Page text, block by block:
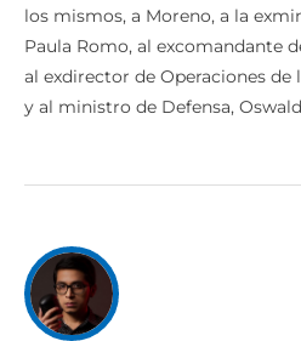
los mismos, a Moreno, a la
Paula Romo, al excomandante
al exdirector de Operaciones
y al ministro de Defensa,